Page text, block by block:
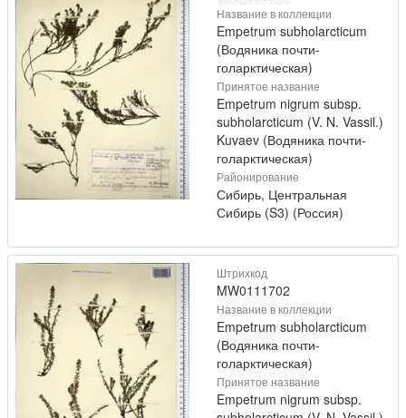
Название в коллекции
Empetrum subholarcticum
(Водяника почти-
голарктическая)
Принятое название
Empetrum nigrum subsp.
subholarcticum (V. N. Vassil.)
Kuvaev (Водяника почти-
голарктическая)
Районирование
Сибирь, Центральная
Сибирь (S3) (Россия)
Штрихкод
MW0111702
Название в коллекции
Empetrum subholarcticum
(Водяника почти-
голарктическая)
Принятое название
Empetrum nigrum subsp.